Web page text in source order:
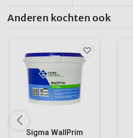
Anderen kochten ook
Sigma WallPrim